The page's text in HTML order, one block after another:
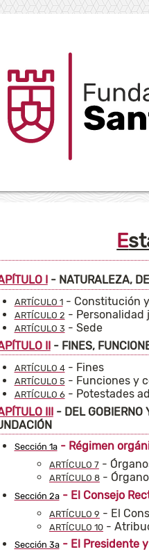
I- NATURALEZA,
ARTÍCULO 1- Constitución
ARTÍCULO 2 - Personalidad
ARTÍCULO 3 - Sede
II- FINES,
ARTÍCULO 4- Fines
ARTÍCULO 5 - Funciones y
ARTÍCULO 6- Potestades
III- DEL GOBIERNO
Sección 1a- Régimen
ARTÍCULO 7-
ARTÍCULO 8-
Sección 2a- El Consejo
ARTÍCULO 9 - El
ARTÍCULO 10-
Sección 3a- El Presidente